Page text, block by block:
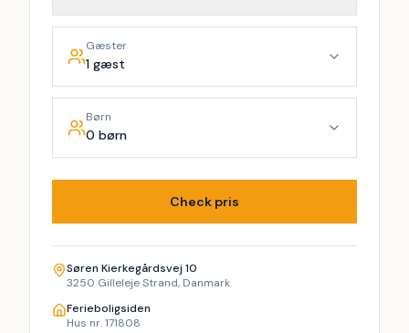
Gæster
1 gæst
Børn
0 børn
Check pris
Søren Kierkegårdsvej 10
3250 Gilleleje Strand, Danmark
Ferieboligsiden
Hus nr. 171808